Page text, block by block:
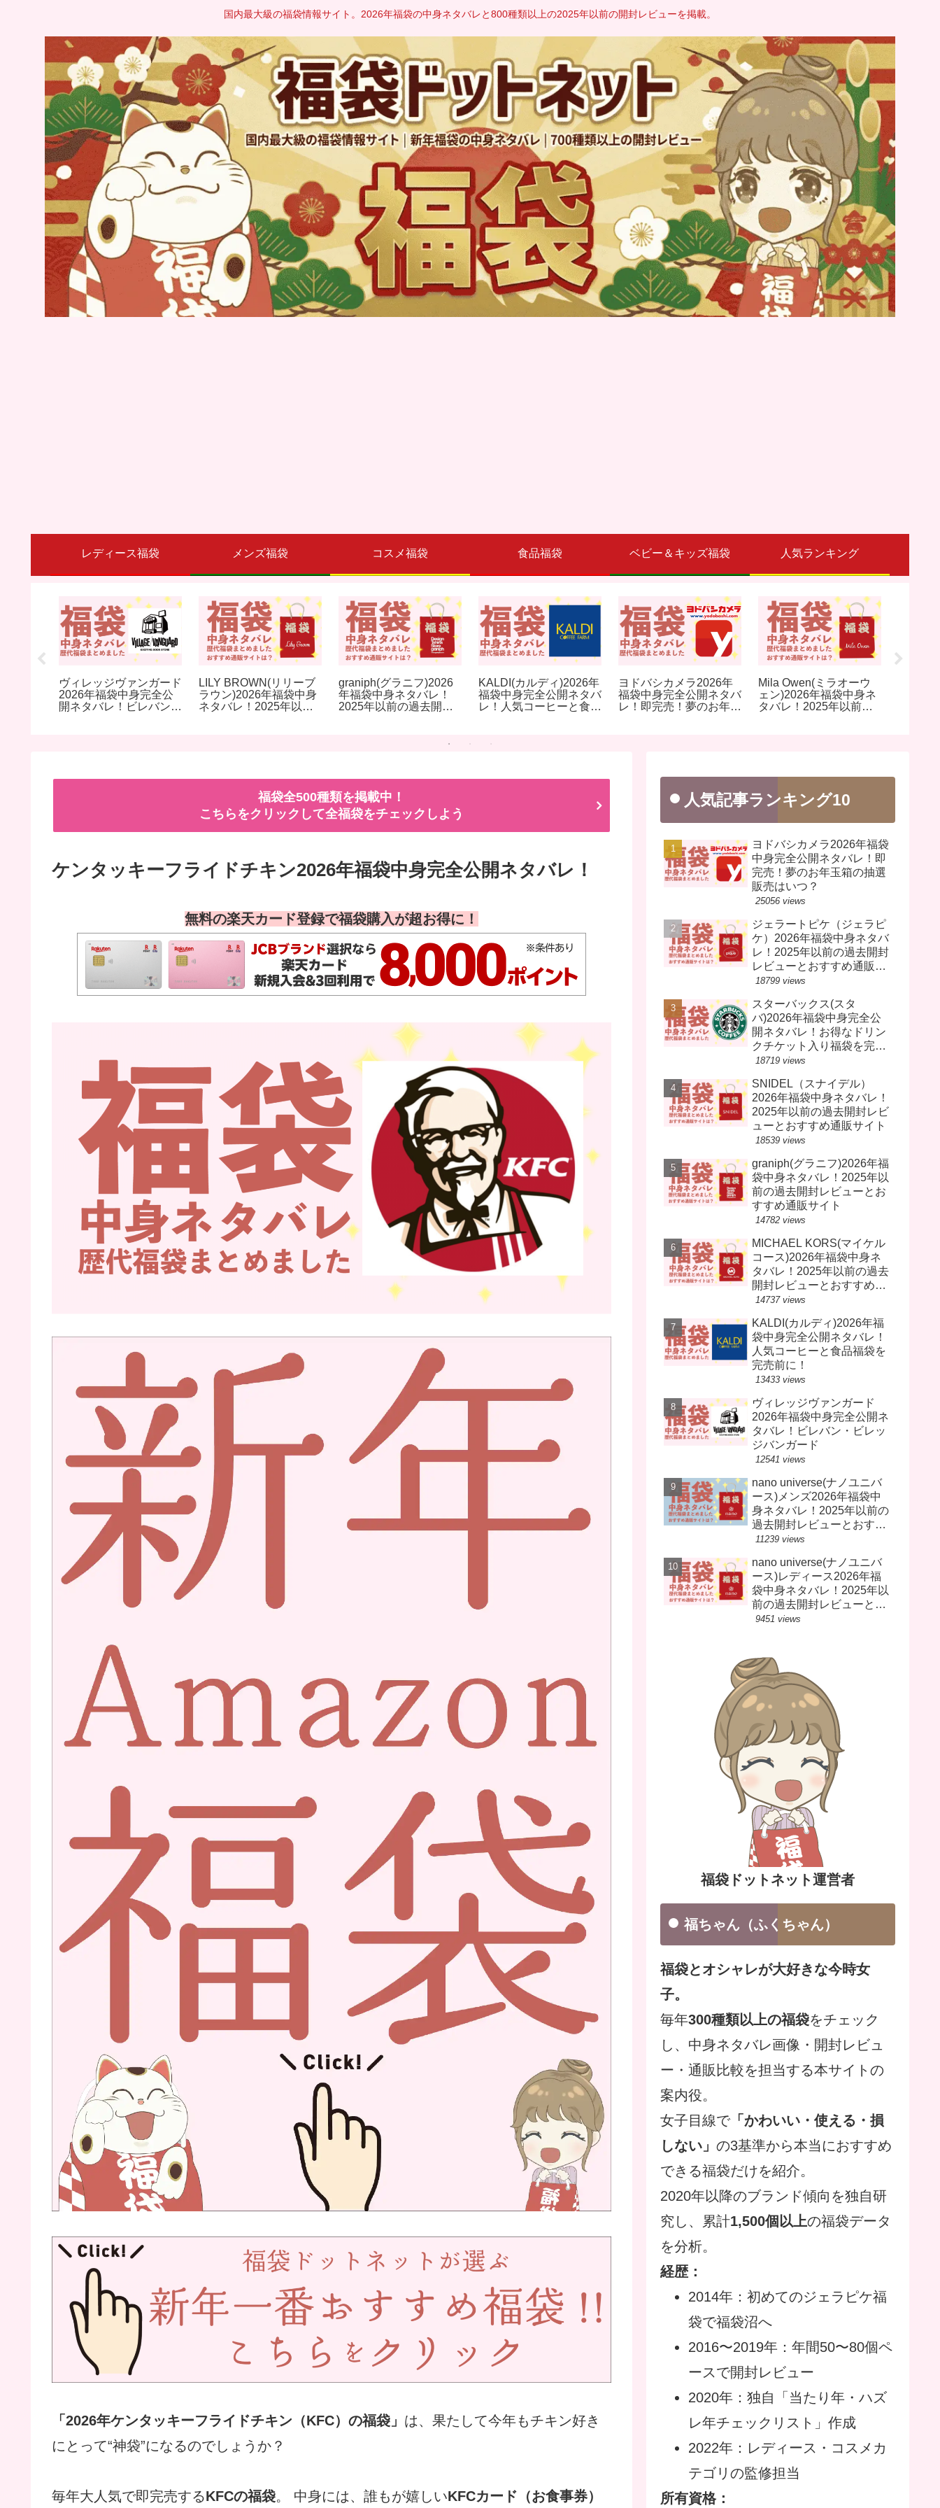
国内最大級の福袋情報サイト。2026年福袋の中身ネタバレと800種類以上の2025年以前の開封レビューを掲載。
レディース福袋 メンズ福袋 コスメ福袋 食品福袋 ベビー＆キッズ福袋 人気ランキング
ヴィレッジヴァンガード
2026年福袋中身完全公
開ネタバレ！ビレバン・
LILY BROWN(リリーブ
ラウン)2026年福袋中身
ネタバレ！2025年以前
graniph(グラニフ)2026
年福袋中身ネタバレ！
2025年以前の過去開封
KALDI(カルディ)2026年
福袋中身完全公開ネタバ
レ！人気コーヒーと食品
ヨドバシカメラ2026年
福袋中身完全公開ネタバ
レ！即完売！夢のお年玉
Mila Owen(ミラオーウ
ェン)2026年福袋中身ネ
タバレ！2025年以前の
福袋全500種類を掲載中！
こちらをクリックして全福袋をチェックしよう
ケンタッキーフライドチキン2026年福袋中身完全公開ネタバレ！
無料の楽天カード登録で福袋購入が超お得に！
「2026年ケンタッキーフライドチキン（KFC）の福袋」 は、果たして今年もチキン好き
にとって“神袋”になるのでしょうか？
毎年大人気で即完売するKFCの福袋。 中身には、誰もが嬉しいKFCカード（お食事券）
人気記事ランキング10
ヨドバシカメラ2026年福袋
中身完全公開ネタバレ！即
完売！夢のお年玉箱の抽選
販売はいつ？
25056 views
ジェラートピケ（ジェラピ
ケ）2026年福袋中身ネタバ
レ！2025年以前の過去開封
レビューとおすすめ通販サ
イト
18799 views
スターバックス(スタ
バ)2026年福袋中身完全公
開ネタバレ！お得なドリン
クチケット入り福袋を完売
前に！
18719 views
SNIDEL（スナイデル）
2026年福袋中身ネタバレ！
2025年以前の過去開封レビ
ューとおすすめ通販サイト
18539 views
graniph(グラニフ)2026年福
袋中身ネタバレ！2025年以
前の過去開封レビューとお
すすめ通販サイト
14782 views
MICHAEL KORS(マイケル
コース)2026年福袋中身ネ
タバレ！2025年以前の過去
開封レビューとおすすめ通
販サイト
14737 views
KALDI(カルディ)2026年福
袋中身完全公開ネタバレ！
人気コーヒーと食品福袋を
完売前に！
13433 views
ヴィレッジヴァンガード
2026年福袋中身完全公開ネ
タバレ！ビレバン・ビレッ
ジバンガード
12541 views
nano universe(ナノユニバ
ース)メンズ2026年福袋中
身ネタバレ！2025年以前の
過去開封レビューとおすす
め通販サイト
11239 views
nano universe(ナノユニバ
ース)レディース2026年福
袋中身ネタバレ！2025年以
前の過去開封レビューとお
すすめ通販サイト
9451 views
福袋ドットネット運営者
福ちゃん（ふくちゃん）
福袋とオシャレが大好きな今時女
子。
毎年300種類以上の福袋をチェック
し、中身ネタバレ画像・開封レビュ
ー・通販比較を担当する本サイトの
案内役。
女子目線で「かわいい・使える・損
しない」 の3基準から本当におすすめ
できる福袋だけを紹介。
2020年以降のブランド傾向を独自研
究し、累計1,500個以上の福袋データ
を分析。
経歴：
2014年：初めてのジェラピケ福
袋で福袋沼へ
2016〜2019年：年間50〜80個ペ
ースで開封レビュー
2020年：独自「当たり年・ハズ
レ年チェックリスト」作成
2022年：レディース・コスメカ
テゴリの監修担当
所有資格：